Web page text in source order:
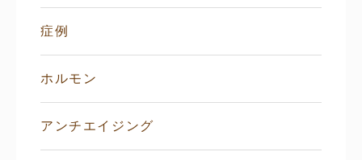
症例
ホルモン
アンチエイジング